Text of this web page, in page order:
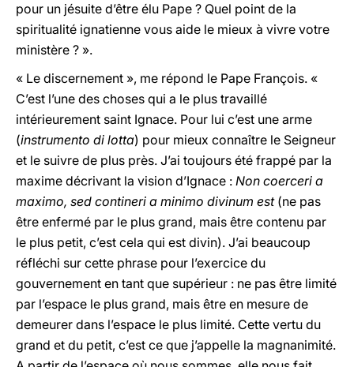
pour un jésuite d’être élu Pape ? Quel point de la
spiritualité ignatienne vous aide le mieux à vivre votre
ministère ? ».
« Le discernement », me répond le Pape François. «
C’est l’une des choses qui a le plus travaillé
intérieurement saint Ignace. Pour lui c’est une arme
(instrumento di lotta) pour mieux connaître le Seigneur
et le suivre de plus près. J’ai toujours été frappé par la
maxime décrivant la vision d’Ignace : Non coerceri a
maximo, sed contineri a minimo divinum est (ne pas
être enfermé par le plus grand, mais être contenu par
le plus petit, c’est cela qui est divin). J’ai beaucoup
réfléchi sur cette phrase pour l’exercice du
gouvernement en tant que supérieur : ne pas être limité
par l’espace le plus grand, mais être en mesure de
demeurer dans l’espace le plus limité. Cette vertu du
grand et du petit, c’est ce que j’appelle la magnanimité.